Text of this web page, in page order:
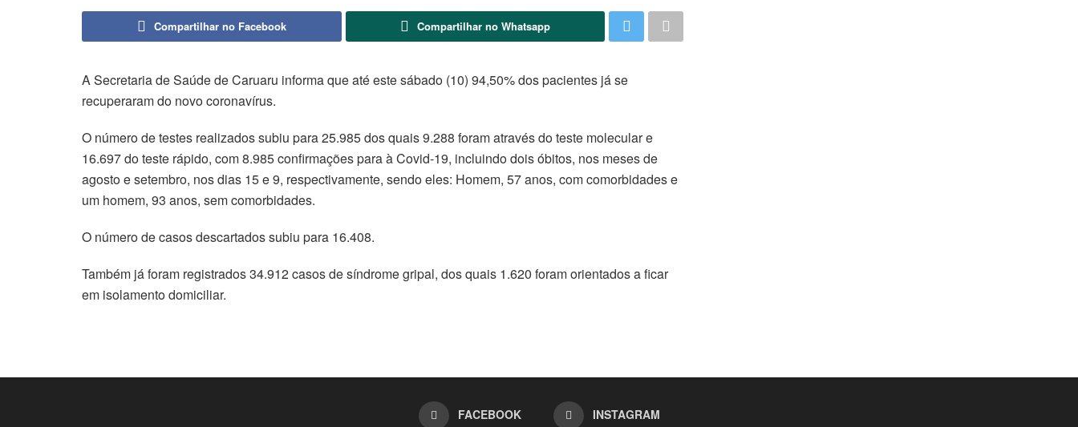
Compartilhar no Facebook Compartilhar no Whatsapp
A Secretaria de Saúde de Caruaru informa que até este sábado (10) 94,50% dos pacientes já se
recuperaram do novo coronavírus.
O número de testes realizados subiu para 25.985 dos quais 9.288 foram através do teste molecular e
16.697 do teste rápido, com 8.985 confirmações para à Covid-19, incluindo dois óbitos, nos meses de
agosto e setembro, nos dias 15 e 9, respectivamente, sendo eles: Homem, 57 anos, com comorbidades e
um homem, 93 anos, sem comorbidades.
O número de casos descartados subiu para 16.408.
Também já foram registrados 34.912 casos de síndrome gripal, dos quais 1.620 foram orientados a ficar
em isolamento domiciliar.
FACEBOOK INSTAGRAM